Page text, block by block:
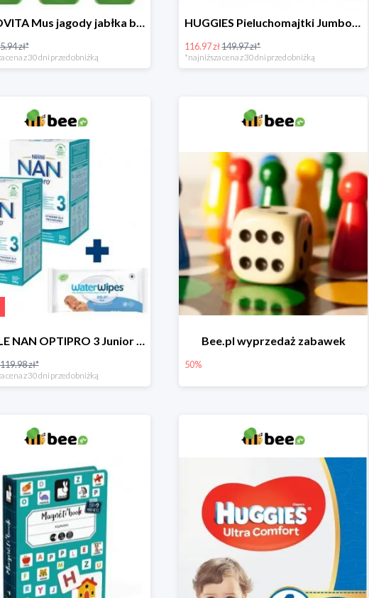
BOBOVITA Mus jagody jabłka banan 6 sztuk
zł*
cena z 30 dni przed obniżką
HUGGIES Pieluchomajtki Jumbo 4 3x36szt.
116.97 zł149.97 zł*
*najniższa cena z 30 dni przed obniżką
NESTLE NAN OPTIPRO 3 Junior + Waterwipes Chusteczki nawilżane gratis
119.98 zł*
cena z 30 dni przed obniżką
Bee.pl wyprzedaż zabawek
50%